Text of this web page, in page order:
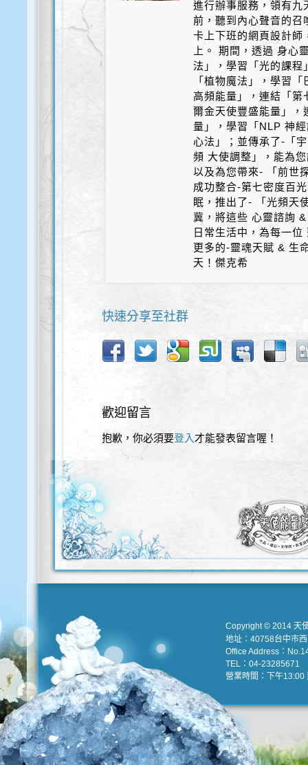
進行辦事服務，領有
前，聽到內心聲音的召
卡上下班的網頁設計師
上。 期間，透過 身心
法」，學習「光的課程
「植物魔法」，學習
高頻能量」，連結「第
爾金天使豐盛能量」，
量」，學習「NLP 神
心法」；並傳承了-「
頻 大使調整」，能為
以及為您帶來- 「前世
成功整合-第七密度百
眠，推出了- 「光頻天
冀，將這些 心靈諮詢
日常生活中，為每一
更多的-靈魂天賦 & 生
天！傑克希
快速分享至社群
歡迎留言
抱歉，你必須要登入 才能發表留言喔！
Copyright © 2014 天
地址：40758台中市
Office Address：
TEL：04-23285671
營業時間：下午13:00